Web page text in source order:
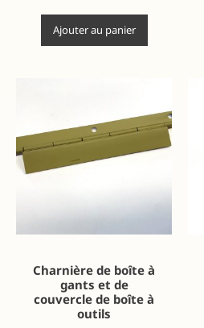
Ajouter au panier
Charnière de boîte à
gants et de
couvercle de boîte à
outils